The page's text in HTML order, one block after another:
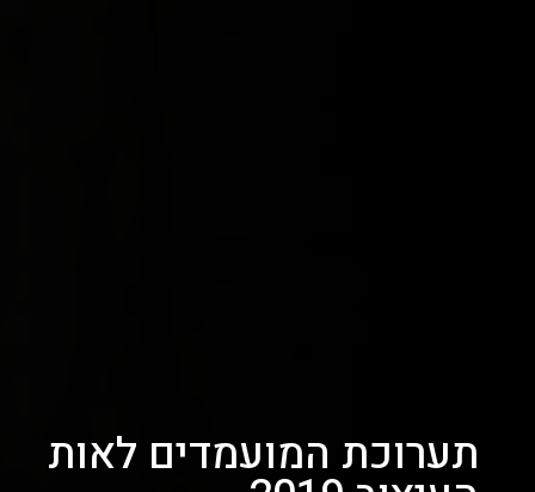
תערוכת המועמדים לאות